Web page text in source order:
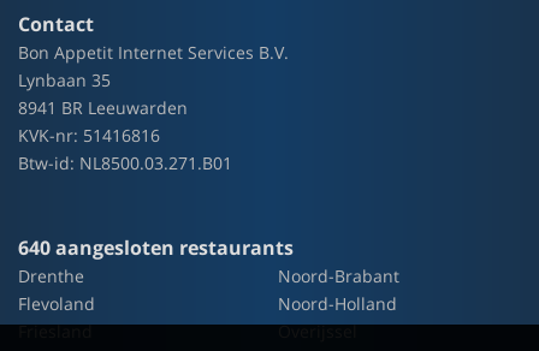
Contact
Bon Appetit Internet Services B.V.
Lynbaan 35
8941 BR Leeuwarden
KVK-nr: 51416816
Btw-id: NL8500.03.271.B01
640 aangesloten restaurants
Drenthe
Flevoland
Friesland
Noord-Brabant
Noord-Holland
Overijssel